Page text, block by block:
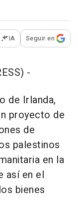
opciones para
IA Seguir en
-
de Irlanda,
proyecto de
de
palestinos
en la
así en el
bienes